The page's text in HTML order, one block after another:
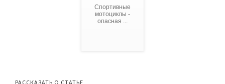
Спортивные
мотоциклы -
опасная ...
РАССКАЗАТЬ О СТАТЬЕ